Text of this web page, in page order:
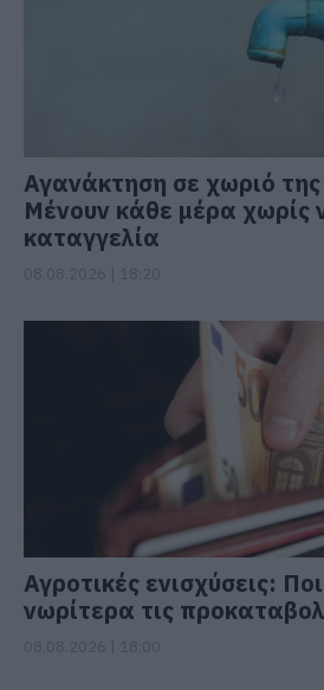
Αγανάκτηση σε χωριό
Μένουν κάθε μέρα χωρίς
καταγγελία
Αγροτικές ενισχύσεις:
νωρίτερα τις